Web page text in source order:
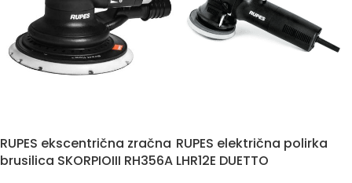
RUPES ekscentrična zračna
brusilica SKORPIOIII RH356A
RUPES električna polirka
LHR12E DUETTO